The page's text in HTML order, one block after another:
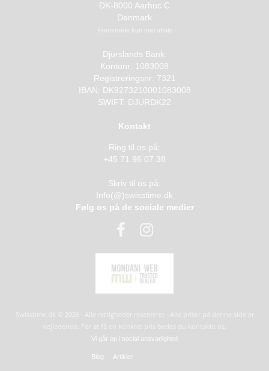
DK-8000 Aarhuc C
Denmark
Fremmøde kun ved aftale
Djurslands Bank:
Kontonr: 1083008
Registreringsnr: 7321
IBAN: DK9273210001083008
SWIFT: DJURDK22
Kontakt
Ring til os på:
+45 71 96 07 38
Skriv til os på:
Info(@)swisstime.dk
Følg os på de sociale medier
Swisstime.dk © 2026 · Alle rettigheder reserveret · Alle priser på denne side er
vejledende. For at få en konkret pris bedes du kontakte os.
Vi går op i social ansvarlighed
Blog Artikler